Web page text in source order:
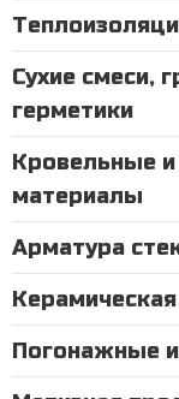
Сухие смеси,
герметики
Кровельные
материалы
Арматура
Погонажные